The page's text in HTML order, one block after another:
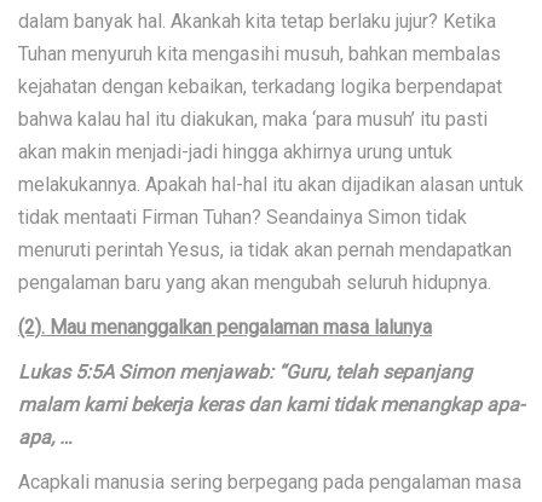
dalam banyak hal. Akankah kita tetap berlaku jujur? Ketika
Tuhan menyuruh kita mengasihi musuh, bahkan membalas
kejahatan dengan kebaikan, terkadang logika berpendapat
bahwa kalau hal itu diakukan, maka ‘para musuh’ itu pasti
akan makin menjadi-jadi hingga akhirnya urung untuk
melakukannya. Apakah hal-hal itu akan dijadikan alasan untuk
tidak mentaati Firman Tuhan? Seandainya Simon tidak
menuruti perintah Yesus, ia tidak akan pernah mendapatkan
pengalaman baru yang akan mengubah seluruh hidupnya.
(2). Mau menanggalkan pengalaman masa lalunya
Lukas 5:5A Simon menjawab: “Guru, telah sepanjang
malam kami bekerja keras dan kami tidak menangkap apa-
apa, …
Acapkali manusia sering berpegang pada pengalaman masa